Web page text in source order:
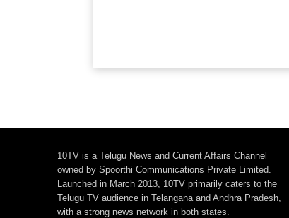
10TV is a Telugu News and Current Affairs Channel
owned by Spoorthi Communications Private Limited.
Launched in March 2013, 10TV primarily caters to the
Telugu TV audience in Telangana and Andhra Pradesh,
with a strong news network in both states.